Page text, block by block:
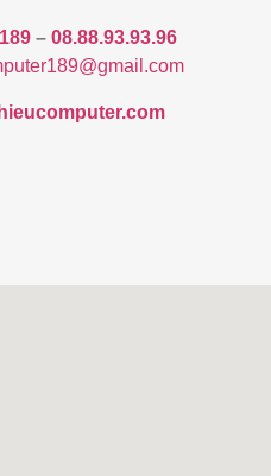
– 08.88.93.93.96